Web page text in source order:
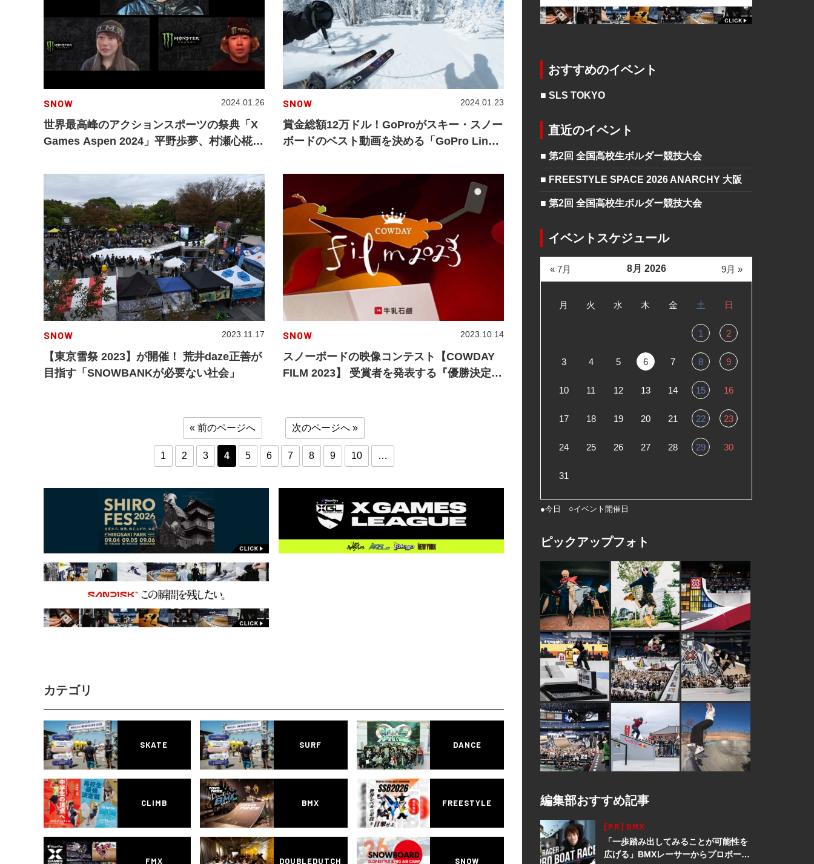
SNOW
世界最高峰のアクションスポーツの祭典「X
Games Aspen 2024」平野歩夢、村瀬心椛、
2024.01.26 SNOW
賞金総額12万ドル！GoProがスキー・スノー
ボードのベスト動画を決める「GoPro Line
2024.01.23
SNOW
【東京雪祭 2023】が開催！ 荒井daze正善が
目指す「SNOWBANKが必要ない社会」
2023.11.17 SNOW
スノーボードの映像コンテスト【COWDAY
FILM 2023】 受賞者を発表する『優勝決定
2023.10.14
« 前のページへ
1 2 3 4 5 6 7 8 9 10 …
次のページへ »
カテゴリ
SKATE SURF DANCE
CLIMB BMX FREESTYLE
FMX DOUBLEDUTCH SNOW
おすすめのイベント
■ SLS TOKYO
直近のイベント
■ 第2回 全国高校生ボルダー競技大会
■ FREESTYLE SPACE 2026 ANARCHY 大阪
■ 第2回 全国高校生ボルダー競技大会
イベントスケジュール
8月 2026
月 火 水 木 金 土 日
1 2
3 4 5 6 7 8 9
10 11 12 13 14 15 16
17 18 19 20 21 22 23
24 25 26 27 28 29 30
31
« 7月 9月 »
●今日 ○イベント開催日
ピックアップフォト
編集部おすすめ記事
[PR] BMX
「一歩踏み出してみることが可能性を
広げる」BMXレーサーからプロボート